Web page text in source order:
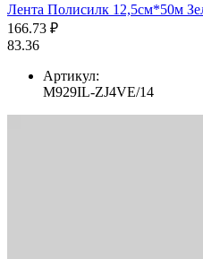
Лента Полисилк 12,5см*50м
166.73 ₽
83.36
Артикул:
M929IL-ZJ4VE/14